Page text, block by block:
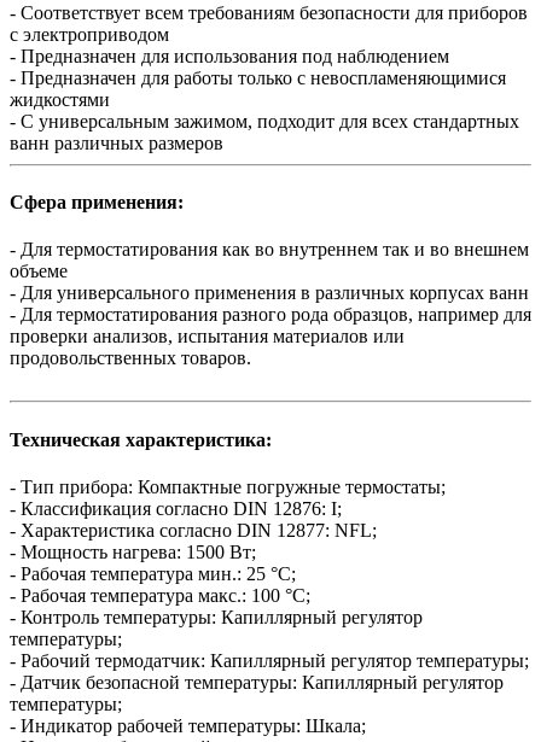
- Соответствует всем требованиям безопасности для приборов
с электроприводом
- Предназначен для использования под наблюдением
- Предназначен для работы только с невоспламеняющимися
жидкостями
- С универсальным зажимом, подходит для всех стандартных
ванн различных размеров
Сфера применения:
- Для термостатирования как во внутреннем так и во внешнем
объеме
- Для универсального применения в различных корпусах ванн
- Для термостатирования разного рода образцов, например для
проверки анализов, испытания материалов или
продовольственных товаров.
Техническая характеристика:
- Тип прибора: Компактные погружные термостаты;
- Классификация согласно DIN 12876: I;
- Характеристика согласно DIN 12877: NFL;
- Мощность нагрева: 1500 Вт;
- Рабочая температура мин.: 25 °C;
- Рабочая температура макс.: 100 °C;
- Контроль температуры: Капиллярный регулятор
температуры;
- Рабочий термодатчик: Капиллярный регулятор температуры;
- Датчик безопасной температуры: Капиллярный регулятор
температуры;
- Индикатор рабочей температуры: Шкала;